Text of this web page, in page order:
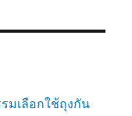
มเลือกใช้ถุงกัน